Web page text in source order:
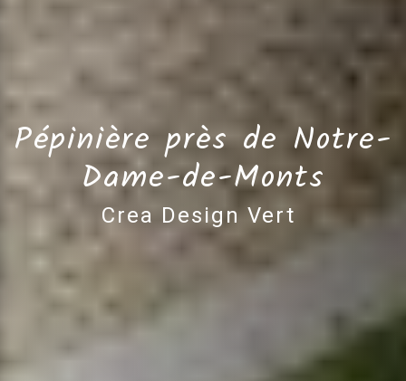
Pépinière près de Notre-
Dame-de-Monts
Crea Design Vert